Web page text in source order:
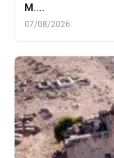
Μ.…
07/08/2026